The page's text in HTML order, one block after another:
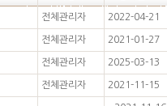
전체관리자 2022-04-21
전체관리자 2021-01-27
전체관리자 2025-03-13
전체관리자 2021-11-15